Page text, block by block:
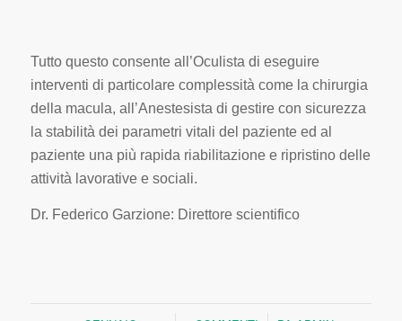
Tutto questo consente all’Oculista di eseguire
interventi di particolare complessità come la chirurgia
della macula, all’Anestesista di gestire con sicurezza
la stabilità dei parametri vitali del paziente ed al
paziente una più rapida riabilitazione e ripristino delle
attività lavorative e sociali.
Dr. Federico Garzione: Direttore scientifico